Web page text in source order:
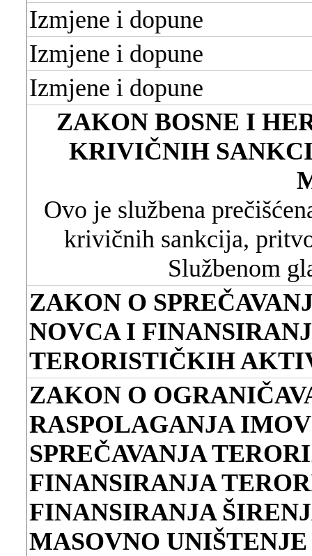
Izmjene i dopune
Izmjene i dopune
Izmjene i dopune
ZAKON BOSNE I
KRIVIČNIH
Ovo je službena
krivičnih sankcija,
Službenom
ZAKON O
NOVCA I
TERORISTIČKIH
ZAKON O
RASPOLAGANJA
SPREČAVANJA
FINANSIRANJA
FINANSIRANJA
MASOVNO UNIŠTENJE